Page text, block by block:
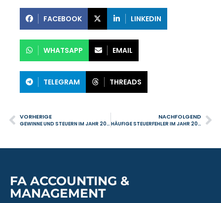
FACEBOOK LINKEDIN
WHATSAPP EMAIL
TELEGRAM THREADS
VORHERIGE
GEWINNE UND STEUERN IM JAHR 2026: WIE SICH UNTERNEHMEN UND SELBSTSTÄNDIGE VORBEREITEN SOLLTE
NACHFOLGEND
HÄUFIGE STEUERFEHLER IM JAHR 2026: WAS STEUERZAHLER GELD KOSTET
FA ACCOUNTING &
MANAGEMENT